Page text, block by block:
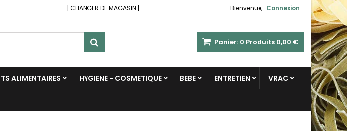
Bienvenue, Connexion
| CHANGER DE MAGASIN |
Panier: 0 Produits 0,00 €
ALIMENTAIRES HYGIENE - COSMETIQUE BEBE ENTRETIEN VRAC